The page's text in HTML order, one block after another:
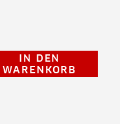
IN DEN
WARENKORB